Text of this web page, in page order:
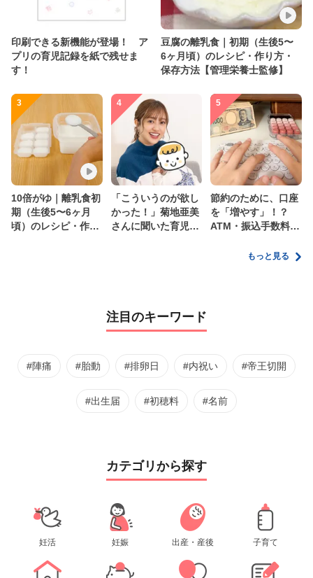
印刷できる新機能が登場！ ア
プリの育児記録を紙で残せま
す！
豆腐の離乳食｜初期（生後5〜
6ヶ月頃）のレシピ・作り方・
保存方法【管理栄養士監修】
3
10倍がゆ｜離乳食初
期（生後5〜6ヶ月
頃）のレシピ・作り
4
「こういうのが欲し
かった！」菊地亜美
さんに聞いた育児
5
節約のために、口座
を「増やす」！？
ATM・振込手数料の
家計管理術もっと見る
注目のキーワード
#陣痛 #胎動 #排卵日 #内祝い #帝王切開
#出生届 #初穂料 #名前
カテゴリから探す
妊活 妊娠 出産・産後 子育て